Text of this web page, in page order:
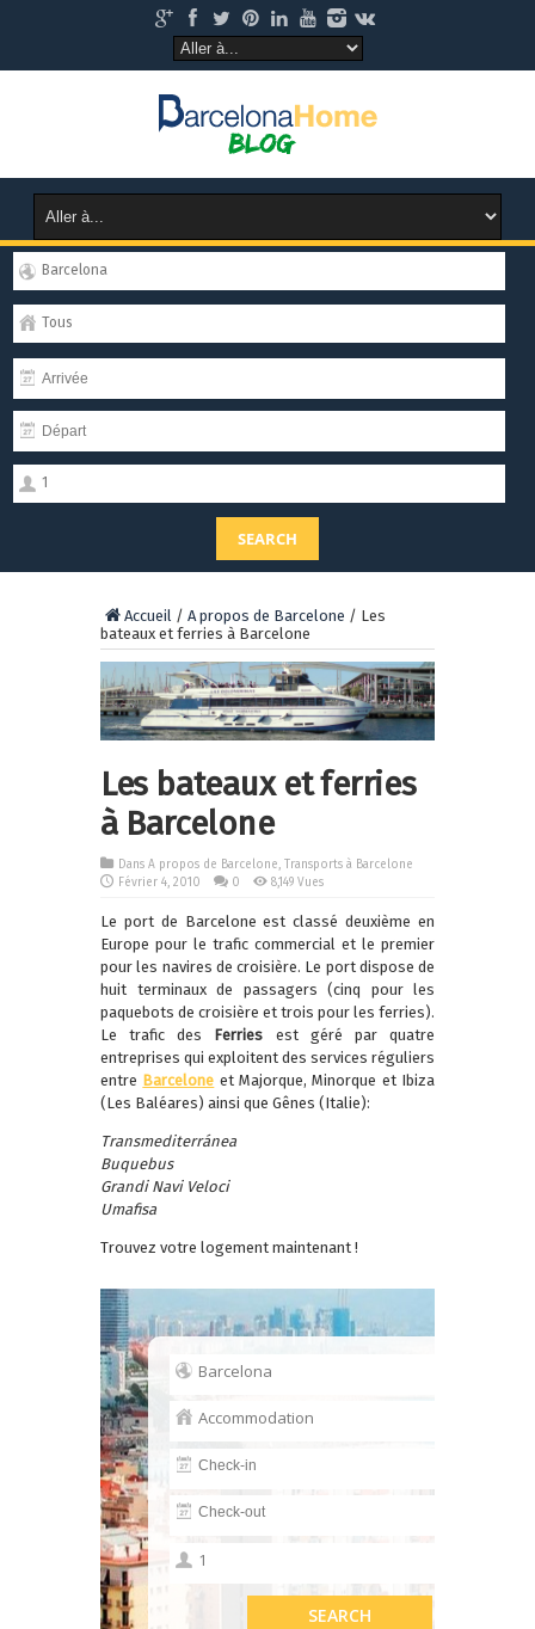
Barcelona
Tous
1
SEARCH
Accueil / A propos de Barcelone / Les
bateaux et ferries à Barcelone
Les bateaux et ferries
à Barcelone
Dans A propos de Barcelone, Transports à Barcelone
Février 4, 2010
0 8,149 Vues
Le port de Barcelone est classé deuxième en
Europe pour le trafic commercial et le premier
pour les navires de croisière. Le port dispose de
huit terminaux de passagers (cinq pour les
paquebots de croisière et trois pour les ferries).
Le trafic des Ferries est géré par quatre
entreprises qui exploitent des services réguliers
entre Barcelone et Majorque, Minorque et Ibiza
(Les Baléares) ainsi que Gênes (Italie):
Transmediterránea
Buquebus
Grandi Navi Veloci
Umafisa
Trouvez votre logement maintenant !